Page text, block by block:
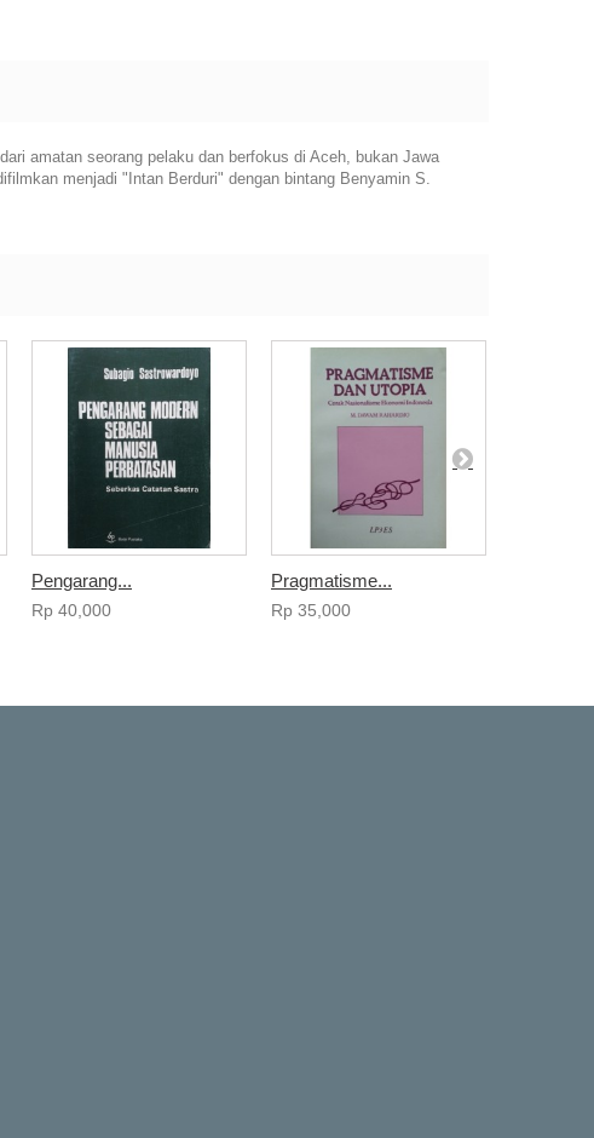
amatan seorang pelaku dan berfokus di Aceh, bukan Jawa
menjadi "Intan Berduri" dengan bintang Benyamin S.
Pengarang...
Rp‎ 40,000
Pragmatisme...
Rp‎ 35,000